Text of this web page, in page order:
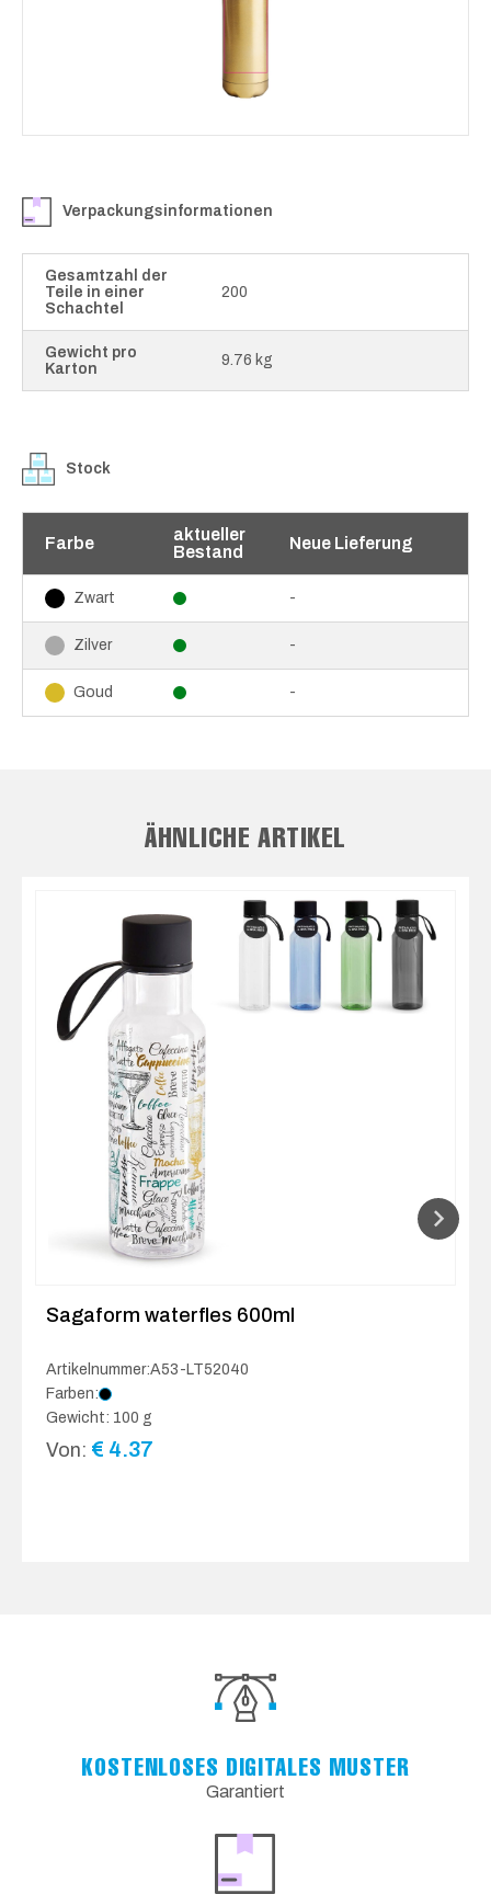
Verpackungsinformationen
Gesamtzahl der
Teile in einer
Schachtel
200
Gewicht pro
Karton
9.76 kg
Stock
Farbe
aktueller
Bestand
Neue Lieferung
Zwart -
Zilver -
Goud -
ÄHNLICHE ARTIKEL
Sagaform waterfles 600ml
Artikelnummer:A53-LT52040
Farben:
Gewicht: 100 g
Von: € 4.37
KOSTENLOSES DIGITALES MUSTER
Garantiert